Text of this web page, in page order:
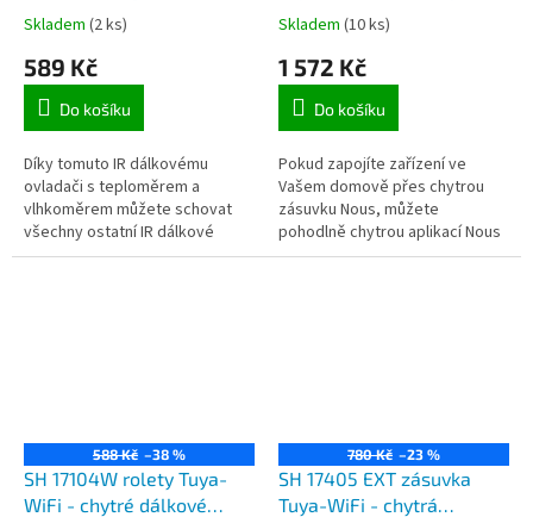
vestavěný senzor teploty
a vlhkosti vzduchu, pro
APP TuyaSmart
Skladem (2 ks)
589 Kč
Do košíku
Díky tomuto IR dálkovému
ovladači s teploměrem a
vlhkoměrem můžete schovat
všechny ostatní IR dálkové
ovladače od TV, DVD
Wifi zásuvka 230V, Smatr
Home, max.15A, řízení
pomocí aplikace
TuyaSmart, 4ks
Skladem (10 ks)
1 572 Kč
Do košíku
Pokud zapojíte zařízení ve
Vašem domově přes chytrou
zásuvku Nous, můžete
pohodlně chytrou aplikací Nous
Smart Home na dálku
588 Kč –38 %
SH 17104W rolety Tuya-
WiFi - chytré dálkové
780 Kč –23 %
SH 17405 EXT zásuvka
Tuya-WiFi - chytrá